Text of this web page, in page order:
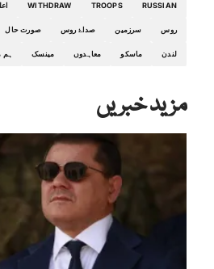
RUSSIAN
TROOPS
WITHDRAW
روس سرزمین صداۓ روس صورت حال
لندن ماسکو معاہدوں مینسک ہم
مزید خبریں